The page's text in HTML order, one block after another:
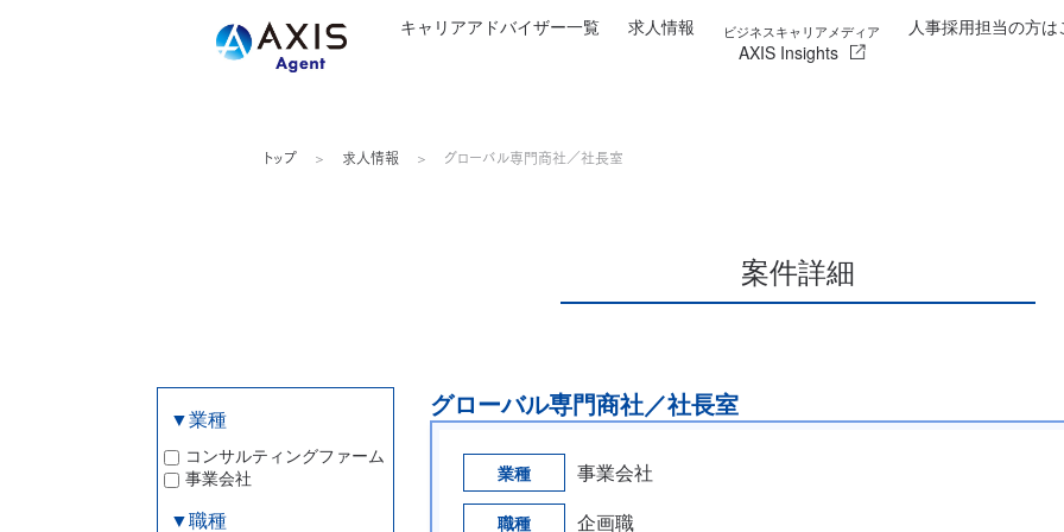
キャリアアドバイザー一覧 求人情報 ビジネスキャリアメディア
AXIS Insights
人事採用担当の方は
トップ 求人情報 グローバル専門商社／社長室
案件詳細
▼業種
コンサルティングファーム
事業会社
▼職種
グローバル専門商社／社長室
業種 事業会社
職種 企画職